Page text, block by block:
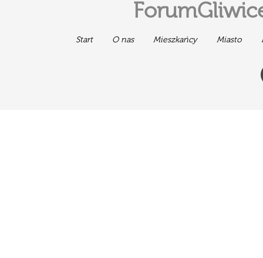
Start O nas Mieszkańcy Miasto